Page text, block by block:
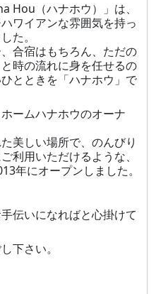
Hou（ハナホウ）」は、
ワイアンな雰囲気を持っ
た。
合宿はもちろん、ただの
時の流れに身を任せるの
とときを「ハナホウ」で
ームハナホウのオーナ
美しい場所で、のんびり
利用いただけるような、
年にオープンしました。
伝いになればと心掛けて
下さい。